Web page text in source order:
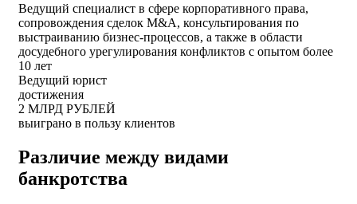
Ведущий специалист в сфере корпоративного права,
сопровождения сделок M&А, консультирования по
выстраиванию бизнес-процессов, а также в области
досудебного урегулирования конфликтов с опытом более
10 лет
Ведущий юрист
достижения
2 МЛРД РУБЛЕЙ
выиграно в пользу клиентов
Различие между видами
банкротства